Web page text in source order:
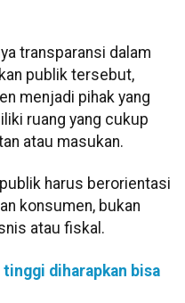
transparansi dalam
publik tersebut,
menjadi pihak yang
ruang yang cukup
atau masukan.
harus berorientasi
konsumen, bukan
atau fiskal.
tinggi diharapkan bisa